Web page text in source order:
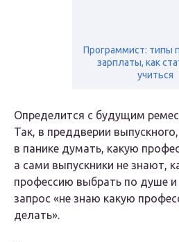
Программист: типы
зарплаты, как
учиться
Определится с будущим
Так, в преддверии
в панике думать, какую
а сами выпускники не знают,
профессию выбрать по душе и
запрос «не знаю какую
делать».